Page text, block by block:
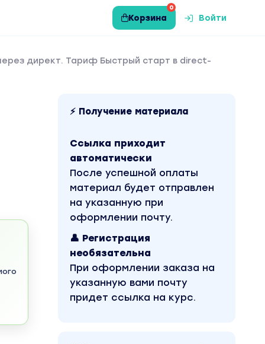
0
Корзина Войти
директ. Тариф Быстрый старт в direct-
⚡ Получение материала
Ссылка приходит
автоматически
После успешной оплаты
материал будет отправлен
на указанную при
оформлении почту.
👤 Регистрация
необязательна
При оформлении заказа на
указанную вами почту
придет ссылка на курс.